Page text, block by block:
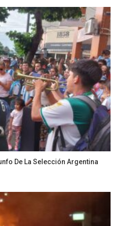
De La Selección Argentina